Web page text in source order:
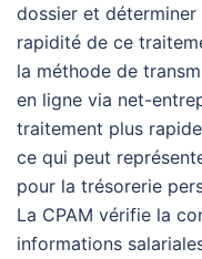
dossier et
rapidité de ce
la méthode de
en ligne via net-
traitement plus
ce qui peut
pour la trésorerie
La CPAM vérifie la
informations